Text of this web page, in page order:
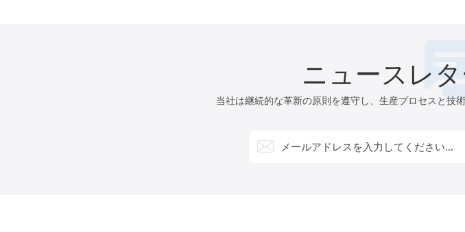
ニュースレ
当社は継続的な革新の原則を遵守し、生産プロセスと技